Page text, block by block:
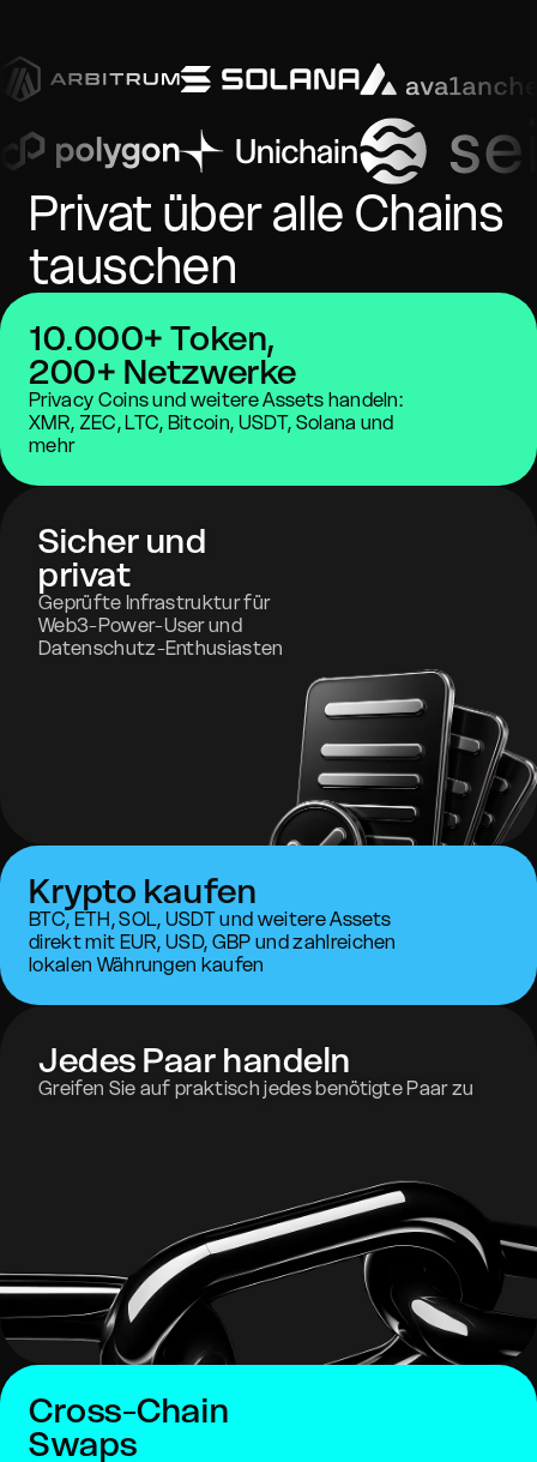
Privat über alle Chains
tauschen
10.000+ Token,
200+ Netzwerke
Privacy Coins und weitere Assets handeln:
XMR, ZEC, LTC, Bitcoin, USDT, Solana und
mehr
Sicher und
privat
Geprüfte Infrastruktur für
Web3-Power-User und
Datenschutz-Enthusiasten
Jedes Paar handeln
Greifen Sie auf praktisch jedes benötigte Paar zu
Krypto kaufen
BTC, ETH, SOL, USDT und weitere Assets
direkt mit EUR, USD, GBP und zahlreichen
lokalen Währungen kaufen
Cross-Chain
Swaps